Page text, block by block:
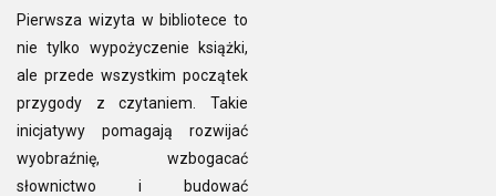
Pierwsza wizyta w bibliotece to
nie tylko wypożyczenie książki,
ale przede wszystkim początek
przygody z czytaniem. Takie
inicjatywy pomagają rozwijać
wyobraźnię, wzbogacać
słownictwo i budować